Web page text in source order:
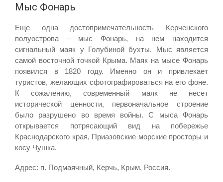
Мыс Фонарь
Еще одна достопримечательность Керченского
полуострова – мыс Фонарь, на нем находится
сигнальный маяк у Голубиной бухты. Мыс является
самой восточной точкой Крыма. Маяк на мысе Фонарь
появился в 1820 году. Именно он и привлекает
туристов, желающих сфотографироваться на его фоне.
К сожалению, современный маяк не несет
исторической ценности, первоначальное строение
было разрушено во время войны. С мыса Фонарь
открывается потрясающий вид на побережье
Краснодарского края, Приазовские морские просторы и
косу Чушка.
Адрес: п. Подмаячный, Керчь, Крым, Россия.